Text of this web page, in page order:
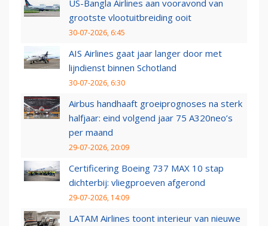
US-Bangla Airlines aan vooravond van
grootste vlootuitbreiding ooit
30-07-2026, 6:45
AIS Airlines gaat jaar langer door met
lijndienst binnen Schotland
30-07-2026, 6:30
Airbus handhaaft groeiprognoses na sterk
halfjaar: eind volgend jaar 75 A320neo’s
per maand
29-07-2026, 20:09
Certificering Boeing 737 MAX 10 stap
dichterbij: vliegproeven afgerond
29-07-2026, 14:09
LATAM Airlines toont interieur van nieuwe